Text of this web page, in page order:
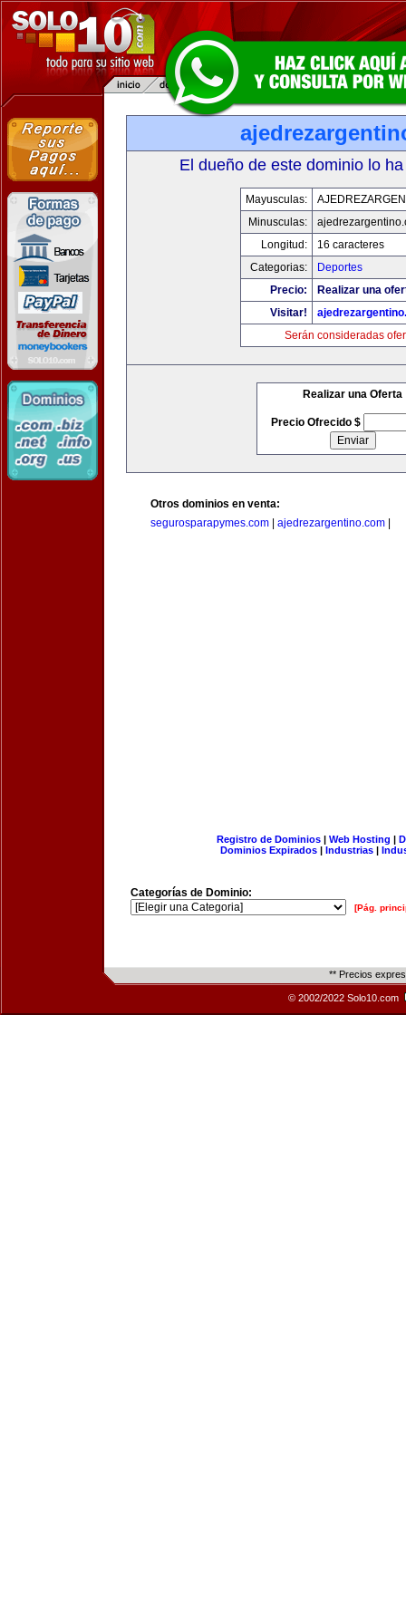
El dueño de este dominio lo
Mayusculas:
Minusculas:
Longitud:
16 caracteres
Categorias:
Deportes
Precio:
Realizar una
Visitar!
Serán consideradas
Realizar una Oferta
Precio Ofrecido $
Otros dominios en venta:
segurosparapymes.com
ajedrezargentino.com
Registro de Dominios| Web Hosting |
Dominios Expirados | Industrias |
Categorías de Dominio:
[Pág.
** Precios
© 2002/2022 Solo10.com